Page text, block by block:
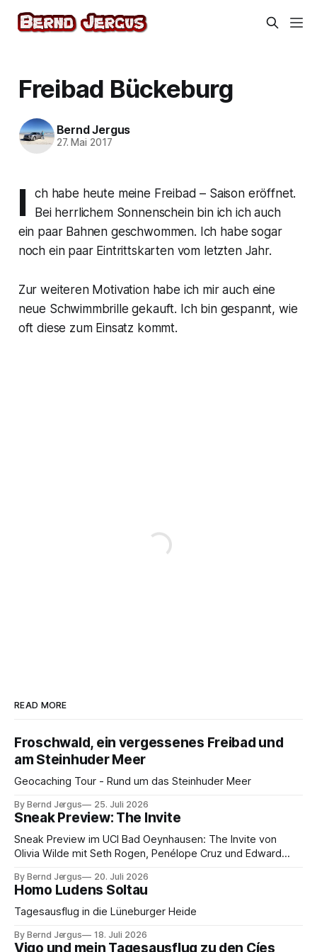
Freibad Bückeburg
Bernd Jergus
27. Mai 2017
I
ch habe heute meine Freibad – Saison eröffnet.
Bei herrlichem Sonnenschein bin ich ich auch
ein paar Bahnen geschwommen. Ich habe sogar
noch ein paar Eintrittskarten vom letzten Jahr.
Zur weiteren Motivation habe ich mir auch eine
neue Schwimmbrille gekauft. Ich bin gespannt, wie
oft diese zum Einsatz kommt.
READ MORE
Froschwald, ein vergessenes Freibad und
am Steinhuder Meer
Geocaching Tour - Rund um das Steinhuder Meer
By Bernd Jergus 25. Juli 2026
Sneak Preview: The Invite
Sneak Preview im UCI Bad Oeynhausen: The Invite von
Olivia Wilde mit Seth Rogen, Penélope Cruz und Edward
By Bernd Jergus 20. Juli 2026
Homo Ludens Soltau
Tagesausflug in die Lüneburger Heide
By Bernd Jergus 18. Juli 2026
Vigo und mein Tagesausflug zu den Cíes